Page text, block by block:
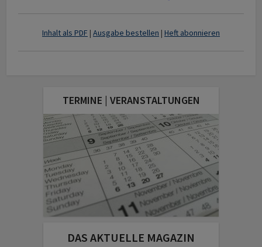
Inhalt als PDF | Ausgabe bestellen | Heft abonnieren
TERMINE | VERANSTALTUNGEN
DAS AKTUELLE MAGAZIN